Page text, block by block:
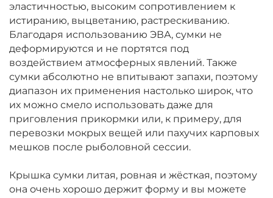
эластичностью, высоким сопротивлением к
истиранию, выцветанию, растрескиванию.
Благодаря использованию ЭВА, сумки не
деформируются и не портятся под
воздействием атмосферных явлений. Также
сумки абсолютно не впитывают запахи, поэтому
диапазон их применения настолько широк, что
их можно смело использовать даже для
приговления прикормки или, к примеру, для
перевозки мокрых вещей или пахучих карповых
мешков после рыболовной сессии.
Крышка сумки литая, ровная и жёсткая, поэтому
она очень хорошо держит форму и вы можете